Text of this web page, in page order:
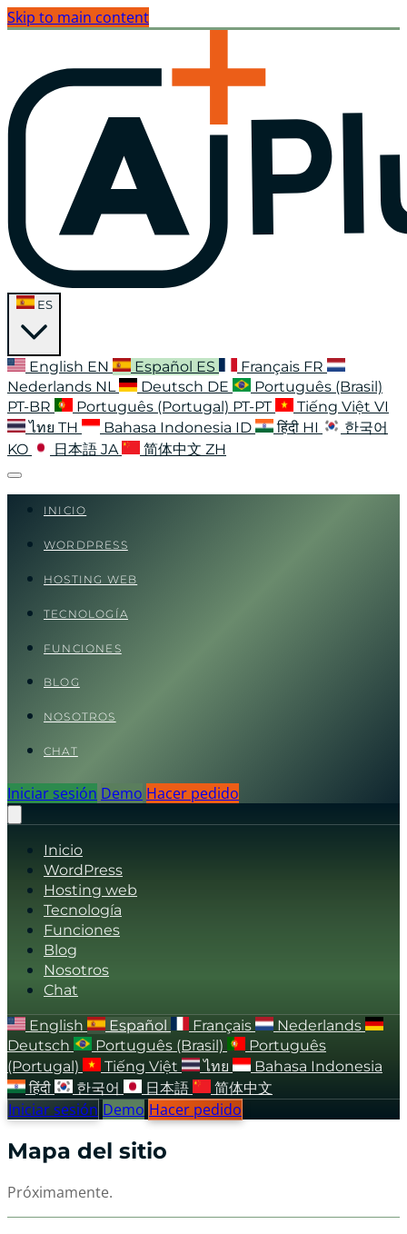
Skip to main content
ES
English EN Español ES Français FR
Nederlands NL Deutsch DE
Português (Brasil)
PT-BR
Português (Portugal) PT-PT Tiếng Việt VI
ไทย TH Bahasa Indonesia ID हिंदी HI
한국어
KO
日本語 JA 简体中文 ZH
INICIO
WORDPRESS
HOSTING WEB
TECNOLOGÍA
FUNCIONES
BLOG
NOSOTROS
CHAT
Iniciar sesión Demo Hacer pedido
Inicio
WordPress
Hosting web
Tecnología
Funciones
Blog
Nosotros
Chat
English Español Français
Nederlands
Deutsch
Português (Brasil)
Português
(Portugal)
Tiếng Việt ไทย
Bahasa Indonesia
हिंदी
한국어 日本語 简体中文
Iniciar sesión Demo Hacer pedido
Mapa del sitio
Próximamente.